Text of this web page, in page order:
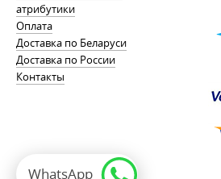
атрибутики
Оплата
Доставка по Беларуси
Доставка по России
Контакты
WhatsApp